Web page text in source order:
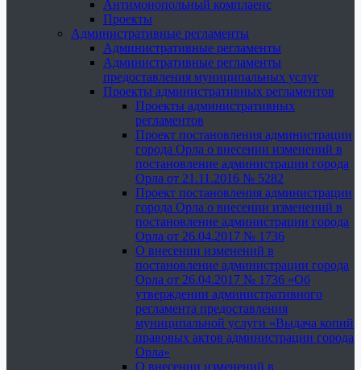
Антимонопольный комплаенс
Проекты
Административные регламенты
Административные регламенты
Административные регламенты
предоставления муниципальных услуг
Проекты административных регламентов
Проекты административных
регламентов
Проект постановления администрации
города Орла о внесении изменений в
постановление администрации города
Орла от 21.11.2016 № 5282
Проект постановления администрации
города Орла о внесении изменений в
постановление администрации города
Орла от 26.04.2017 № 1736
О внесении изменений в
постановление администрации города
Орла от 26.04.2017 № 1736 «Об
утверждении административного
регламента предоставления
муниципальной услуги «Выдача копий
правовых актов администрации города
Орла»
О внесении изменений в